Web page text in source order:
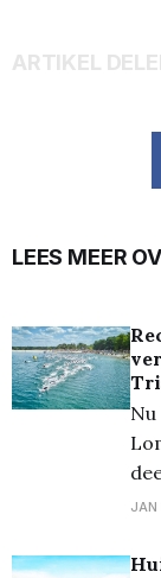
ARTIKEL
LEES MEER
JAN